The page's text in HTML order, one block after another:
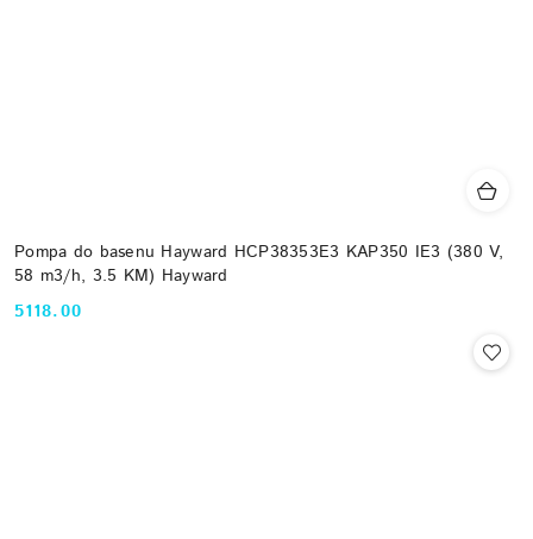
Pompa do basenu Hayward HCP38353E3 KAP350 IE3 (380 V,
58 m3/h, 3.5 KM) Hayward
Cena:
5118.00